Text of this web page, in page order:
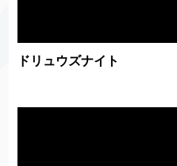
ドリュウズナイト